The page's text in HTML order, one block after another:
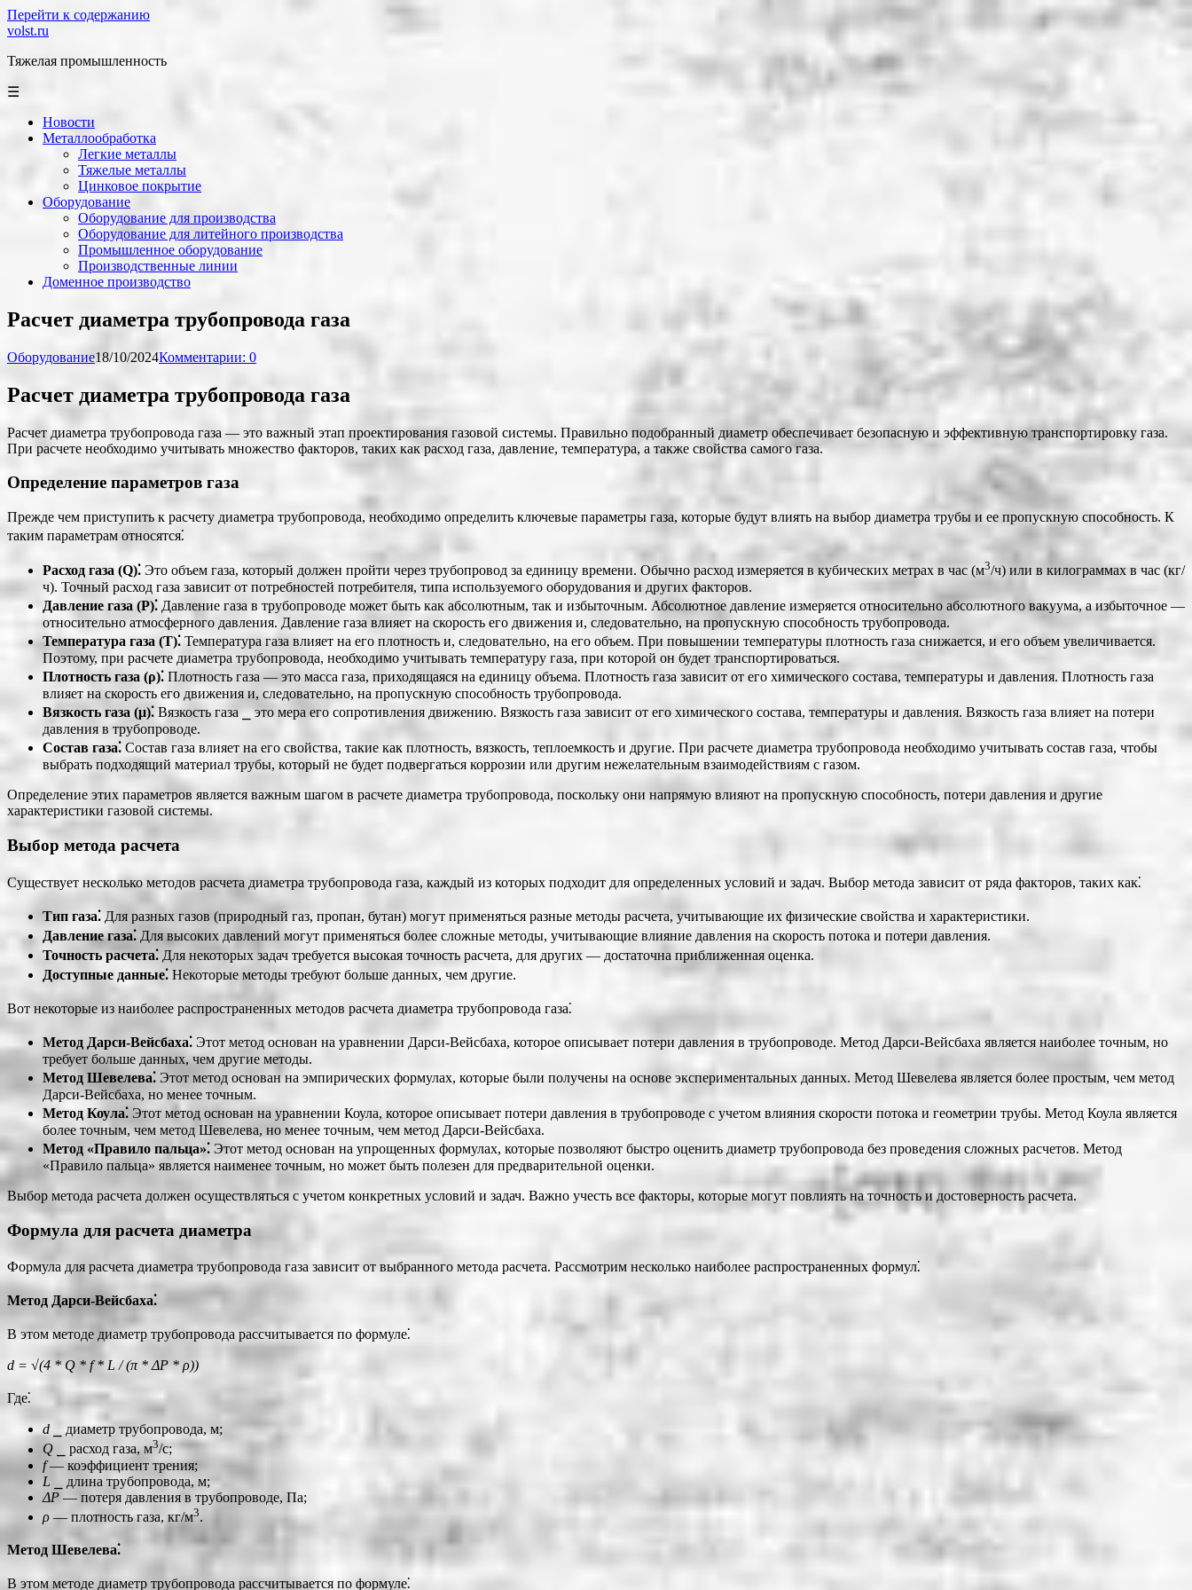
Перейти к содержанию
volst.ru
Тяжелая промышленность
☰
Новости
Металлообработка
Легкие металлы
Тяжелые металлы
Цинковое покрытие
Оборудование
Оборудование для производства
Оборудование для литейного производства
Промышленное оборудование
Производственные линии
Доменное производство
Расчет диаметра трубопровода газа
Оборудование18/10/2024Комментарии: 0
Расчет диаметра трубопровода газа
Расчет диаметра трубопровода газа ― это важный этап проектирования газовой системы. Правильно подобранный диаметр обеспечивает безопасную и эффективную транспортировку газа.
При расчете необходимо учитывать множество факторов, таких как расход газа, давление, температура, а также свойства самого газа.
Определение параметров газа
Прежде чем приступить к расчету диаметра трубопровода, необходимо определить ключевые параметры газа, которые будут влиять на выбор диаметра трубы и ее пропускную способность. К
таким параметрам относятся⁚
Расход газа (Q)⁚ Это объем газа, который должен пройти через трубопровод за единицу времени. Обычно расход измеряется в кубических метрах в час (м3/ч) или в килограммах в час (кг/
ч). Точный расход газа зависит от потребностей потребителя, типа используемого оборудования и других факторов.
Давление газа (P)⁚ Давление газа в трубопроводе может быть как абсолютным, так и избыточным. Абсолютное давление измеряется относительно абсолютного вакуума, а избыточное ―
относительно атмосферного давления. Давление газа влияет на скорость его движения и, следовательно, на пропускную способность трубопровода.
Температура газа (T)⁚ Температура газа влияет на его плотность и, следовательно, на его объем. При повышении температуры плотность газа снижается, и его объем увеличивается.
Поэтому, при расчете диаметра трубопровода, необходимо учитывать температуру газа, при которой он будет транспортироваться.
Плотность газа (ρ)⁚ Плотность газа ― это масса газа, приходящаяся на единицу объема. Плотность газа зависит от его химического состава, температуры и давления. Плотность газа
влияет на скорость его движения и, следовательно, на пропускную способность трубопровода.
Вязкость газа (μ)⁚ Вязкость газа ⎯ это мера его сопротивления движению. Вязкость газа зависит от его химического состава, температуры и давления. Вязкость газа влияет на потери
давления в трубопроводе.
Состав газа⁚ Состав газа влияет на его свойства, такие как плотность, вязкость, теплоемкость и другие. При расчете диаметра трубопровода необходимо учитывать состав газа, чтобы
выбрать подходящий материал трубы, который не будет подвергаться коррозии или другим нежелательным взаимодействиям с газом.
Определение этих параметров является важным шагом в расчете диаметра трубопровода, поскольку они напрямую влияют на пропускную способность, потери давления и другие
характеристики газовой системы.
Выбор метода расчета
Существует несколько методов расчета диаметра трубопровода газа, каждый из которых подходит для определенных условий и задач. Выбор метода зависит от ряда факторов, таких как⁚
Тип газа⁚ Для разных газов (природный газ, пропан, бутан) могут применяться разные методы расчета, учитывающие их физические свойства и характеристики.
Давление газа⁚ Для высоких давлений могут применяться более сложные методы, учитывающие влияние давления на скорость потока и потери давления.
Точность расчета⁚ Для некоторых задач требуется высокая точность расчета, для других ― достаточна приближенная оценка.
Доступные данные⁚ Некоторые методы требуют больше данных, чем другие.
Вот некоторые из наиболее распространенных методов расчета диаметра трубопровода газа⁚
Метод Дарси-Вейсбаха⁚ Этот метод основан на уравнении Дарси-Вейсбаха, которое описывает потери давления в трубопроводе. Метод Дарси-Вейсбаха является наиболее точным, но
требует больше данных, чем другие методы.
Метод Шевелева⁚ Этот метод основан на эмпирических формулах, которые были получены на основе экспериментальных данных. Метод Шевелева является более простым, чем метод
Дарси-Вейсбаха, но менее точным.
Метод Коула⁚ Этот метод основан на уравнении Коула, которое описывает потери давления в трубопроводе с учетом влияния скорости потока и геометрии трубы. Метод Коула является
более точным, чем метод Шевелева, но менее точным, чем метод Дарси-Вейсбаха.
Метод «Правило пальца»⁚ Этот метод основан на упрощенных формулах, которые позволяют быстро оценить диаметр трубопровода без проведения сложных расчетов. Метод
«Правило пальца» является наименее точным, но может быть полезен для предварительной оценки.
Выбор метода расчета должен осуществляться с учетом конкретных условий и задач. Важно учесть все факторы, которые могут повлиять на точность и достоверность расчета.
Формула для расчета диаметра
Формула для расчета диаметра трубопровода газа зависит от выбранного метода расчета. Рассмотрим несколько наиболее распространенных формул⁚
Метод Дарси-Вейсбаха⁚
В этом методе диаметр трубопровода рассчитывается по формуле⁚
d = √(4 * Q * f * L / (π * ΔP * ρ))
Где⁚
d ⎯ диаметр трубопровода, м;
Q ⎯ расход газа, м3/с;
f― коэффициент трения;
L ⎯ длина трубопровода, м;
ΔP ― потеря давления в трубопроводе, Па;
ρ ― плотность газа, кг/м3.
Метод Шевелева⁚
В этом методе диаметр трубопровода рассчитывается по формуле⁚